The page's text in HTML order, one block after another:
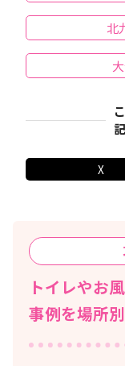
北
X
トイレやお
事例を場所